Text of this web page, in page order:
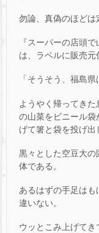
勿論、真偽のほどは
『スーパーの店頭
は、ラベルに販売元
「そうそう、福島
ようやく帰ってき
の山菜をビニール袋
げて箸と袋を投げ出
黒々とした空豆大の
体である。
あるはずの手足は
違いない。
ウッとこみ上げてき